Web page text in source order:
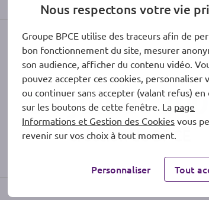
31 juillet
création de BPCE
Nous respectons votre vie
Groupe BPCE utilise des traceurs afin de
bon fonctionnement du site, mesurer
son audience, afficher du contenu vidéo.
pouvez accepter ces cookies, personnaliser
ou continuer sans accepter (valant refus) en
sur les boutons de cette fenêtre. La page
Informations et Gestion des Cookies vous
revenir sur vos choix à tout moment.
Personnaliser Tout